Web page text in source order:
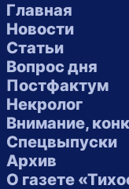
Главная
Новости
Статьи
Вопрос дня
Постфактум
Некролог
Внимание,
Спецвыпуски
Архив
О газете